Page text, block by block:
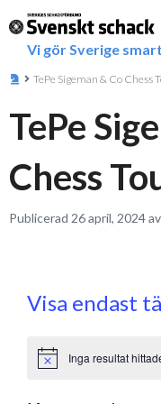
Vi gör Sverige
TePe Sigeman & Co Chess
TePe
Chess
Publicerad 26 april, 2024
Visa endast
Notice Inga resultat